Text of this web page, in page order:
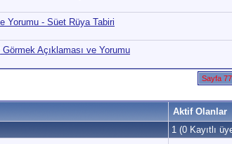
Yorumu - Süet Rüya Tabiri
Açıklaması ve Yorumu
Sayfa
Aktif Olanlar
1 (0 Kayıtlı